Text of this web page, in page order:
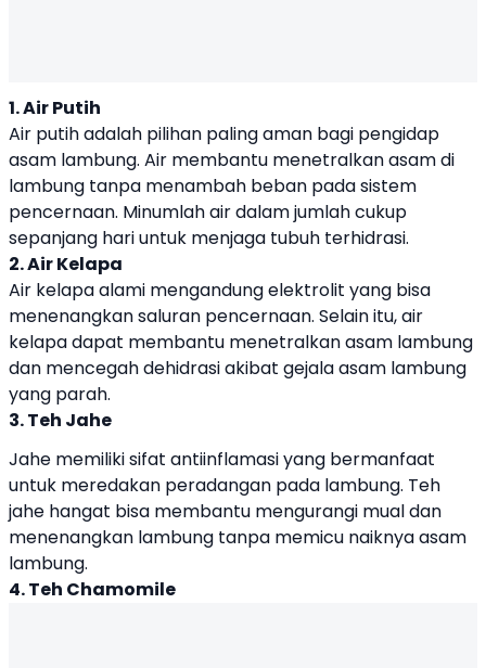
1. Air Putih
Air putih adalah pilihan paling aman bagi pengidap
asam lambung. Air membantu menetralkan asam di
lambung tanpa menambah beban pada sistem
pencernaan. Minumlah air dalam jumlah cukup
sepanjang hari untuk menjaga tubuh terhidrasi.
2. Air Kelapa
Air kelapa alami mengandung elektrolit yang bisa
menenangkan saluran pencernaan. Selain itu, air
kelapa dapat membantu menetralkan asam lambung
dan mencegah dehidrasi akibat gejala asam lambung
yang parah.
3. Teh Jahe
Jahe memiliki sifat antiinflamasi yang bermanfaat
untuk meredakan peradangan pada lambung. Teh
jahe hangat bisa membantu mengurangi mual dan
menenangkan lambung tanpa memicu naiknya asam
lambung.
4. Teh Chamomile